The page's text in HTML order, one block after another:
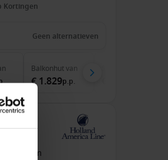
Kortingen
Geen alternatieven
Balkonhutvan
€ 1.829p.p.
Westerdam